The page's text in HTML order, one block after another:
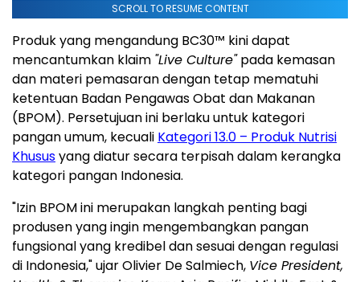
SCROLL TO RESUME CONTENT
Produk yang mengandung BC30™ kini dapat
mencantumkan klaim "Live Culture"pada kemasan
dan materi pemasaran dengan tetap mematuhi
ketentuan Badan Pengawas Obat dan Makanan
(BPOM). Persetujuan ini berlaku untuk kategori
pangan umum, kecuali Kategori 13.0 – Produk Nutrisi
Khususyang diatur secara terpisah dalam kerangka
kategori pangan Indonesia.
"Izin BPOM ini merupakan langkah penting bagi
produsen yang ingin mengembangkan pangan
fungsional yang kredibel dan sesuai dengan regulasi
di Indonesia," ujar Olivier De Salmiech, Vice President,